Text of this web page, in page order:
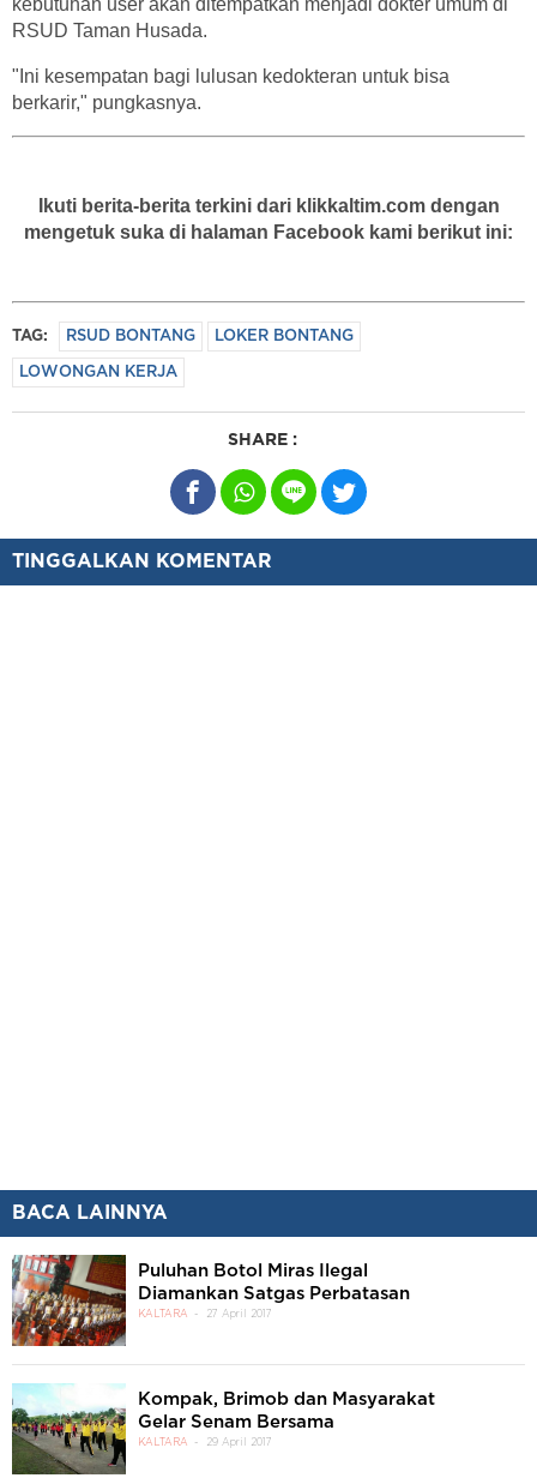
RSUD Taman Husada.
"Ini kesempatan bagi lulusan kedokteran untuk bisa
berkarir," pungkasnya.
Ikuti berita-berita terkini dari klikkaltim.com dengan
mengetuk suka di halaman Facebook kami berikut ini:
TAG: RSUD BONTANG LOKER BONTANG
LOWONGAN KERJA
SHARE :
TINGGALKAN KOMENTAR
BACA LAINNYA
Puluhan Botol Miras Ilegal
Diamankan Satgas Perbatasan
KALTARA 27 April 2017
Kompak, Brimob dan Masyarakat
Gelar Senam Bersama
KALTARA 29 April 2017